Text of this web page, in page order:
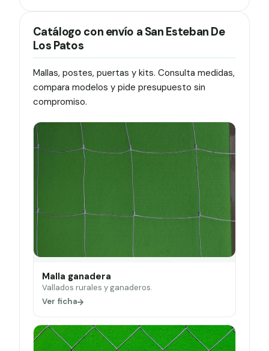
Catálogo con envío a San Esteban De
Los Patos
Mallas, postes, puertas y kits. Consulta medidas,
compara modelos y pide presupuesto sin
compromiso.
Malla ganadera
Vallados rurales y ganaderos.
Ver ficha